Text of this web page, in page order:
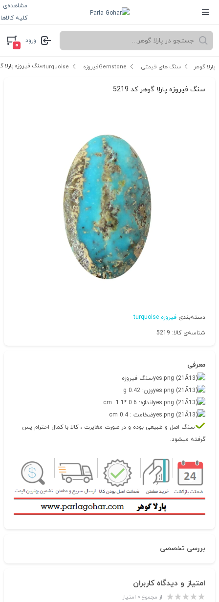
مشاهده‌ی
کلیه کالاها
ورود
۰
پارلا گوهر سنگ های قیمتی Gemstone فیروزه turquoise سنگ فیروزه پارلا
سنگ فیروزه پارلا گوهر کد 5219
دسته‌بندی فیروزه turquoise
شناسه‌ی کالا: 5219
معرفی
سنگ فیروزه
وزن: 0.42 g
اندازه: 0.6 *1.1 cm
ضخامت : 0.4 cm
سنگ اصل و طبیعی بوده و در صورت مغایرت ، کالا با کمال احترام پس
گرفته میشود.
بررسی تخصصی
امتیاز و دیدگاه کاربران
از مجموع ۰ امتیاز